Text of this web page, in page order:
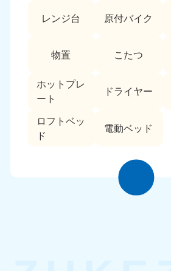
レンジ台 原付バイク
物置 こたつ
ホットプレ
ート
ドライヤー
ロフトベッ
ド
電動ベッド